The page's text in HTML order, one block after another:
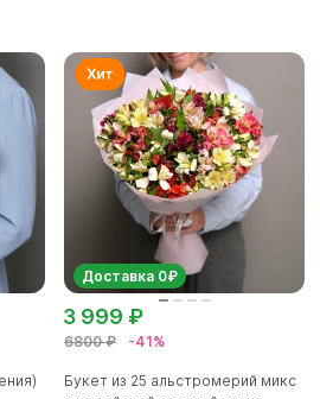
Доставка 0₽
6800 ₽ -41%
3 999 ₽
Букет из 25 альстромерий микс